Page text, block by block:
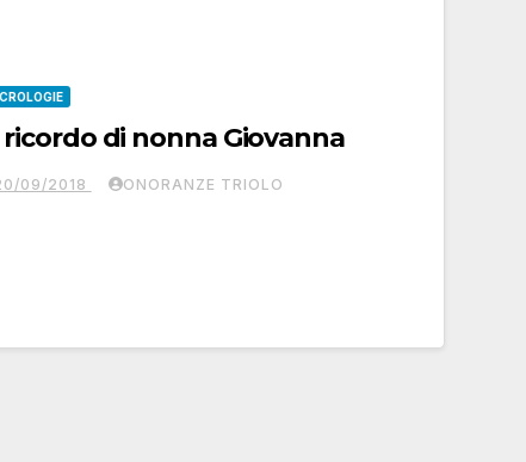
ricordo di nonna Giovanna
09/2018 ONORANZE TRIOLO